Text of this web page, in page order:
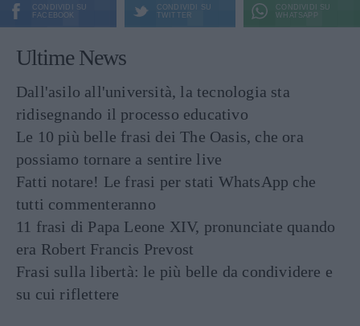
CONDIVIDI SU
FACEBOOK
CONDIVIDI SU
TWITTER
CONDIVIDI SU
WHATSAPP
Ultime News
Dall'asilo all'università, la tecnologia sta
ridisegnando il processo educativo
Le 10 più belle frasi dei The Oasis, che ora
possiamo tornare a sentire live
Fatti notare! Le frasi per stati WhatsApp che
tutti commenteranno
11 frasi di Papa Leone XIV, pronunciate quando
era Robert Francis Prevost
Frasi sulla libertà: le più belle da condividere e
su cui riflettere